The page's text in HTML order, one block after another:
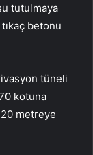
tutulmaya
betonu
tüneli
kotuna
metreye